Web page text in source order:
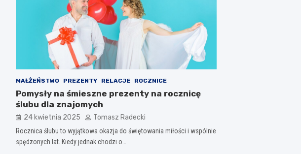
MAŁŻEŃSTWO PREZENTY RELACJE ROCZNICE
Pomysły na śmieszne prezenty na rocznicę
ślubu dla znajomych
24 kwietnia 2025 Tomasz Radecki
Rocznica ślubu to wyjątkowa okazja do świętowania miłości i wspólnie
spędzonych lat. Kiedy jednak chodzi o…